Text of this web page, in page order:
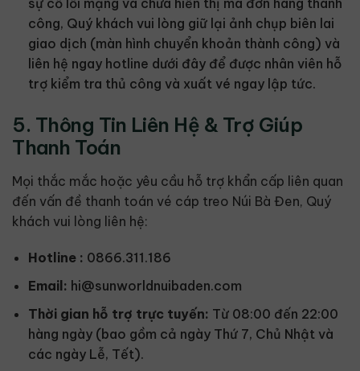
công, Quý khách vui lòng giữ lại ảnh chụp biên lai
giao dịch (màn hình chuyển khoản thành công) và
liên hệ ngay hotline dưới đây để được nhân viên hỗ
trợ kiểm tra thủ công và xuất vé ngay lập tức.
5. Thông Tin Liên Hệ & Trợ Giúp
Thanh Toán
Mọi thắc mắc hoặc yêu cầu hỗ trợ khẩn cấp liên quan
đến vấn đề thanh toán vé cáp treo Núi Bà Đen, Quý
khách vui lòng liên hệ:
Hotline : 0866.311.186
Email: hi@sunworldnuibaden.com
Thời gian hỗ trợ trực tuyến: Từ 08:00 đến 22:00
hàng ngày (bao gồm cả ngày Thứ 7, Chủ Nhật và
các ngày Lễ, Tết).